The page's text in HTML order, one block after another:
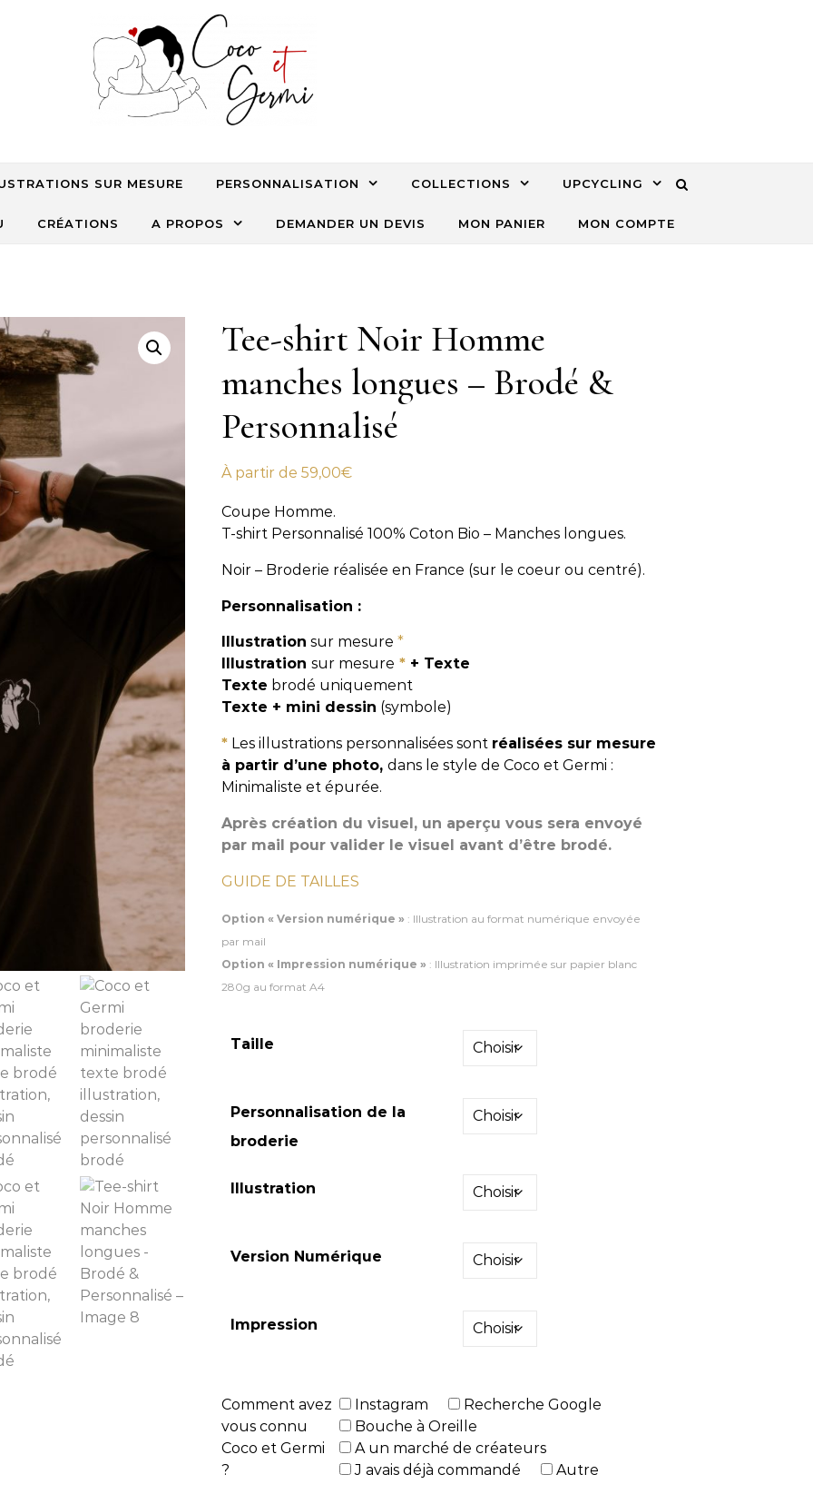
SUR MESURE PERSONNALISATION COLLECTIONS UPCYCLING
CRÉATIONS A PROPOS DEMANDER UN DEVIS MON PANIER MON COMPTE
Tee-shirt Noir Homme
manches longues – Brodé &
Personnalisé
À partir de 59,00€
Coupe Homme.
T-shirt Personnalisé 100% Coton Bio – Manches longues.
Noir – Broderie réalisée en France (sur le coeur ou centré).
Personnalisation :
Illustration sur mesure *
Illustration sur mesure * + Texte
Texte brodé uniquement
Texte + mini dessin (symbole)
* Les illustrations personnalisées sont réalisées sur mesure
à partir d’une photo, dans le style de Coco et Germi :
Minimaliste et épurée.
Après création du visuel, un aperçu vous sera envoyé
par mail pour valider le visuel avant d’être brodé.
GUIDE DE TAILLES
Option « Version numérique » : Illustration au format numérique envoyée
par mail
Option « Impression numérique » : Illustration imprimée sur papier blanc
280g au format A4
Taille
Personnalisation de la
broderie
Illustration
Version Numérique
Impression
Comment avez
vous connu
Coco et Germi
?
Instagram
Recherche Google
Bouche à Oreille
A un marché de créateurs
J avais déjà commandé
Autre